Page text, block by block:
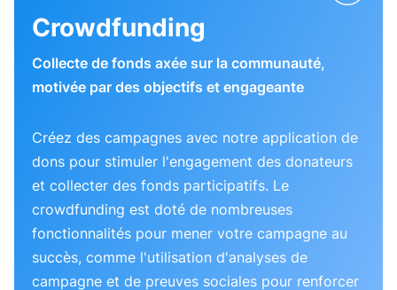
Crowdfunding
Collecte de fonds axée sur la communauté,
motivée par des objectifs et engageante
Créez des campagnes avec notre application de
dons pour stimuler l'engagement des donateurs
et collecter des fonds participatifs. Le
crowdfunding est doté de nombreuses
fonctionnalités pour mener votre campagne au
succès, comme l'utilisation d'analyses de
campagne et de preuves sociales pour renforcer